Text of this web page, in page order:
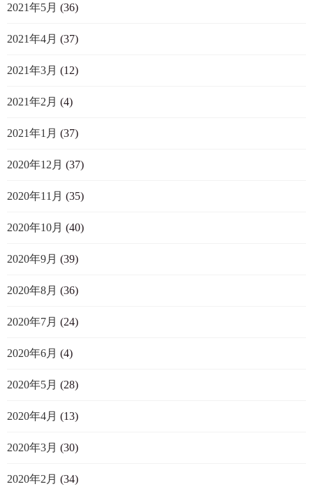
2021年5月 (36)
2021年4月 (37)
2021年3月 (12)
2021年2月 (4)
2021年1月 (37)
2020年12月 (37)
2020年11月 (35)
2020年10月 (40)
2020年9月 (39)
2020年8月 (36)
2020年7月 (24)
2020年6月 (4)
2020年5月 (28)
2020年4月 (13)
2020年3月 (30)
2020年2月 (34)